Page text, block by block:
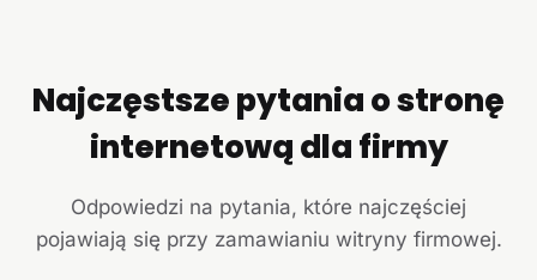
Najczęstsze pytania o stronę
internetową dla firmy
Odpowiedzi na pytania, które najczęściej
pojawiają się przy zamawianiu witryny firmowej.